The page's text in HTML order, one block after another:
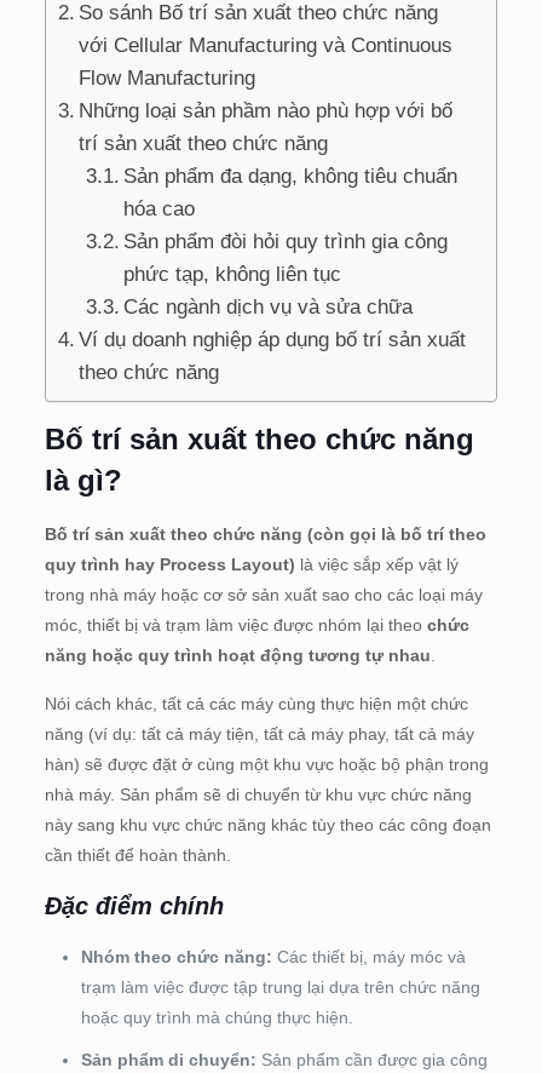
So sánh Bố trí sản xuất theo chức năng
với Cellular Manufacturing và Continuous
Flow Manufacturing
Những loại sản phầm nào phù hợp với bố
trí sản xuất theo chức năng
Sản phẩm đa dạng, không tiêu chuẩn
hóa cao
Sản phẩm đòi hỏi quy trình gia công
phức tạp, không liên tục
Các ngành dịch vụ và sửa chữa
Ví dụ doanh nghiệp áp dụng bố trí sản xuất
theo chức năng
Bố trí sản xuất theo chức năng
là gì?
Bố trí sản xuất theo chức năng (còn gọi là bố trí theo
quy trình hay Process Layout) là việc sắp xếp vật lý
trong nhà máy hoặc cơ sở sản xuất sao cho các loại máy
móc, thiết bị và trạm làm việc được nhóm lại theo chức
năng hoặc quy trình hoạt động tương tự nhau.
Nói cách khác, tất cả các máy cùng thực hiện một chức
năng (ví dụ: tất cả máy tiện, tất cả máy phay, tất cả máy
hàn) sẽ được đặt ở cùng một khu vực hoặc bộ phận trong
nhà máy. Sản phẩm sẽ di chuyển từ khu vực chức năng
này sang khu vực chức năng khác tùy theo các công đoạn
cần thiết để hoàn thành.
Đặc điểm chính
Nhóm theo chức năng: Các thiết bị, máy móc và
trạm làm việc được tập trung lại dựa trên chức năng
hoặc quy trình mà chúng thực hiện.
Sản phẩm di chuyển: Sản phẩm cần được gia công